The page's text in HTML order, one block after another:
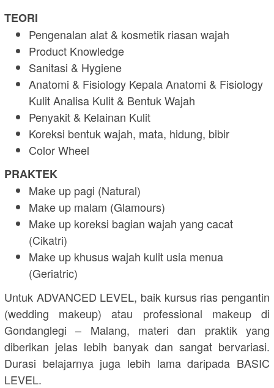
TEORI
Pengenalan alat & kosmetik riasan wajah
Product Knowledge
Sanitasi & Hygiene
Anatomi & Fisiology Kepala Anatomi & Fisiology
Kulit Analisa Kulit & Bentuk Wajah
Penyakit & Kelainan Kulit
Koreksi bentuk wajah, mata, hidung, bibir
Color Wheel
PRAKTEK
Make up pagi (Natural)
Make up malam (Glamours)
Make up koreksi bagian wajah yang cacat
(Cikatri)
Make up khusus wajah kulit usia menua
(Geriatric)
Untuk ADVANCED LEVEL, baik kursus rias pengantin
(wedding makeup) atau professional makeup di
Gondanglegi – Malang, materi dan praktik yang
diberikan jelas lebih banyak dan sangat bervariasi.
Durasi belajarnya juga lebih lama daripada BASIC
LEVEL.